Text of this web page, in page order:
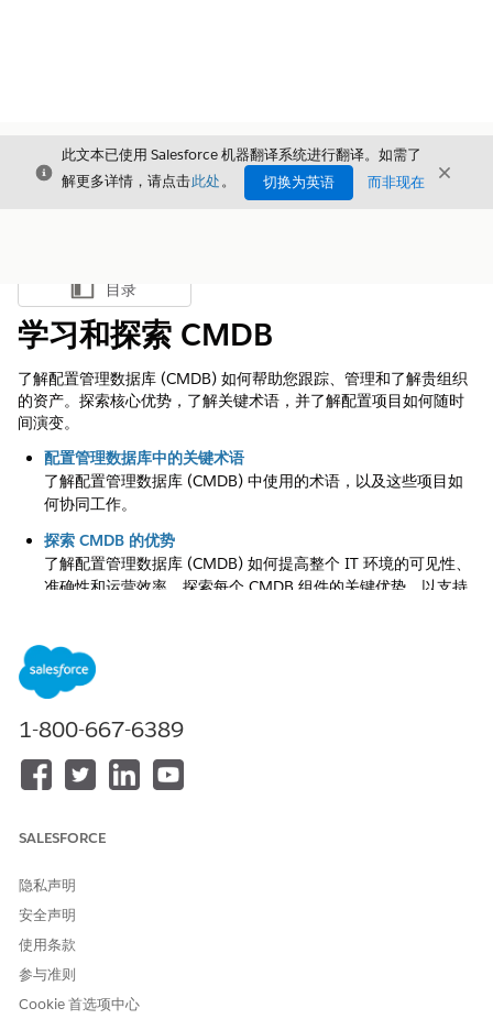
关闭
此文本已使用 Salesforce 机器翻译系统进行翻译。如需了
解更多详情，请点击此处。 切换为英语 而非现在 关闭
显示目录
目录
学习和探索 CMDB
了解配置管理数据库 (CMDB) 如何帮助您跟踪、管理和了解贵组织
的资产。探索核心优势，了解关键术语，并了解配置项目如何随时
间演变。
配置管理数据库中的关键术语
了解配置管理数据库 (CMDB) 中使用的术语，以及这些项目如
何协同工作。
探索 CMDB 的优势
了解配置管理数据库 (CMDB) 如何提高整个 IT 环境的可见性、
准确性和运营效率。探索每个 CMDB 组件的关键优势，以支持
了解 CMDB 生命周期
了解配置管理数据库 (CMDB) 中配置数据的整个生命周期。了
解配置项目 (CI)、CI 类型、CI 属性和 CI 关系如何协同工作，
性。
1-800-667-6389
SALESFORCE
隐私声明
安全声明
使用条款
参与准则
Cookie 首选项中心